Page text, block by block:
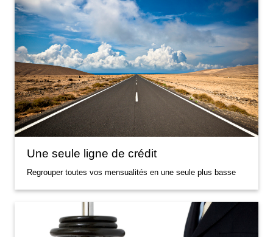
Une seule ligne de crédit
Regrouper toutes vos mensualités en une seule plus basse